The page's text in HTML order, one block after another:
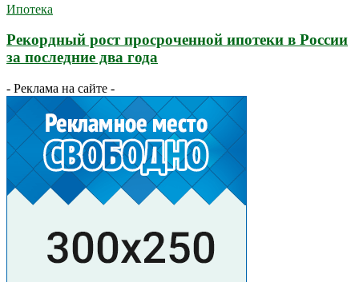
Ипотека
Рекордный рост просроченной ипотеки в России
за последние два года
- Реклама на сайте -